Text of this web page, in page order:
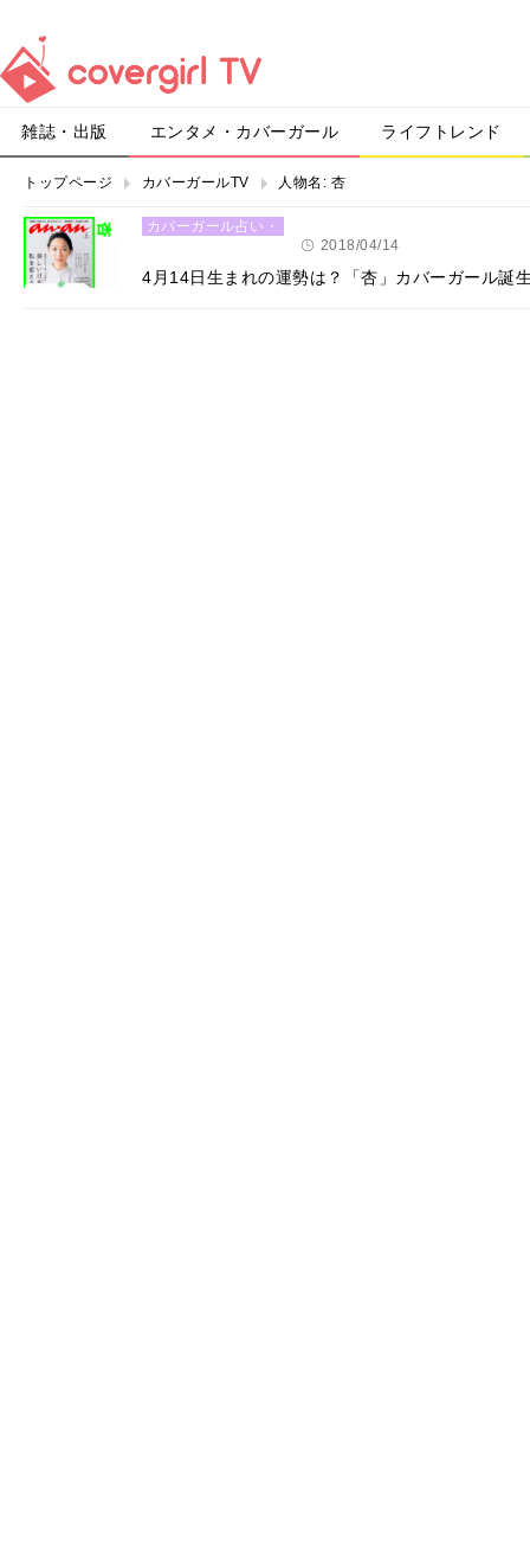
雑誌・出版 エンタメ・カバーガール ライフトレンド
トップページ カバーガールTV 人物名: 杏
カバーガール占い・
2018/04/14
4月14日生まれの運勢は？「杏」カバーガール誕